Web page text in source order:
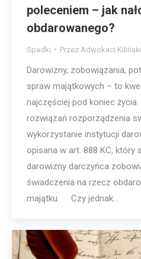
poleceniem – jak
obdarowanego?
Spadki Przez Adwokaci
Darowizny, zobowiązania,
spraw majątkowych – to
najczęściej pod koniec
rozwiązań rozporządzenia
wykorzystanie instytucji
opisana w art. 888 KC, który
darowizny darczyńca
świadczenia na rzecz
majątku. Czy jednak…